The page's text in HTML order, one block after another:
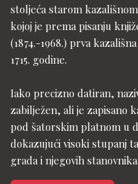
stoljeća starom
kojoj je prema pisanju
(1874.-1968.) prva
1715. godine.
Iako precizno datiran,
zabilježen, ali je zapisano
pod šatorskim platnom u
dokazujući visoki stupanj
grada i njegovih stanovnika.